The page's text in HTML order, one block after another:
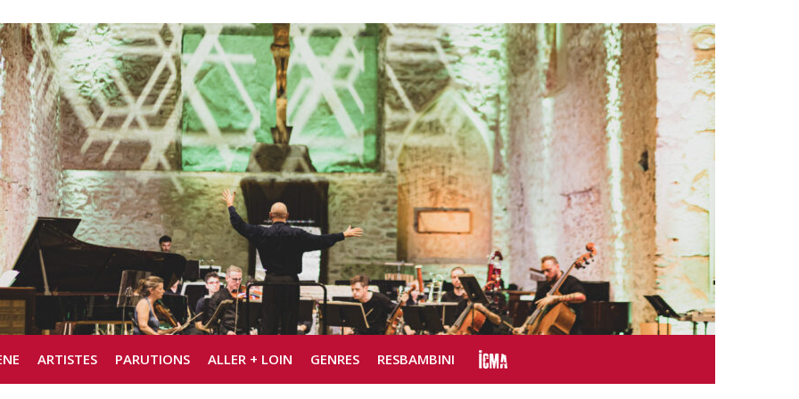
ARTISTES PARUTIONS ALLER + LOIN GENRES RESBAMBINI